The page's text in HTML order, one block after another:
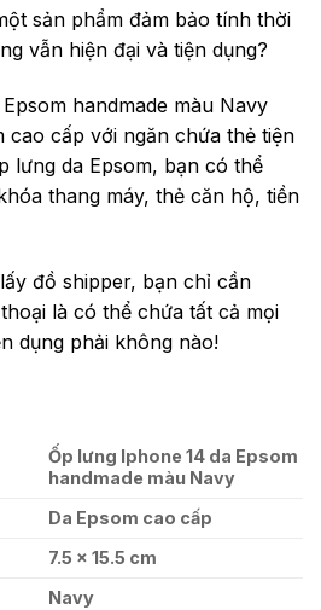
sản phẩm đảm bảo tính thời
vẫn hiện đại và tiện dụng?
handmade màu Navy
cao cấp với ngăn chứa thẻ tiện
lưng da Epsom, bạn có thể
thang máy, thẻ căn hộ, tiền
đồ shipper, bạn chỉ cần
là có thể chứa tất cả mọi
dụng phải không nào!
Ốp lưng Iphone 14 da Epsom
handmade màu Navy
Da Epsom cao cấp
7.5 x 15.5 cm
Navy